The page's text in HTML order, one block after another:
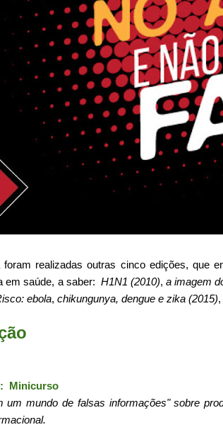
realizadas outras cinco edições, que
em saúde, a saber: H1N1 (2010),a imagem
ebola, chikungunya, dengue e zika (2015)
Minicurso
um mundo de falsas informações" sobre